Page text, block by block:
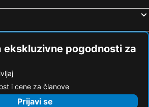
ekskluzivne pogodnosti za
i cene za članove
Prijavi se